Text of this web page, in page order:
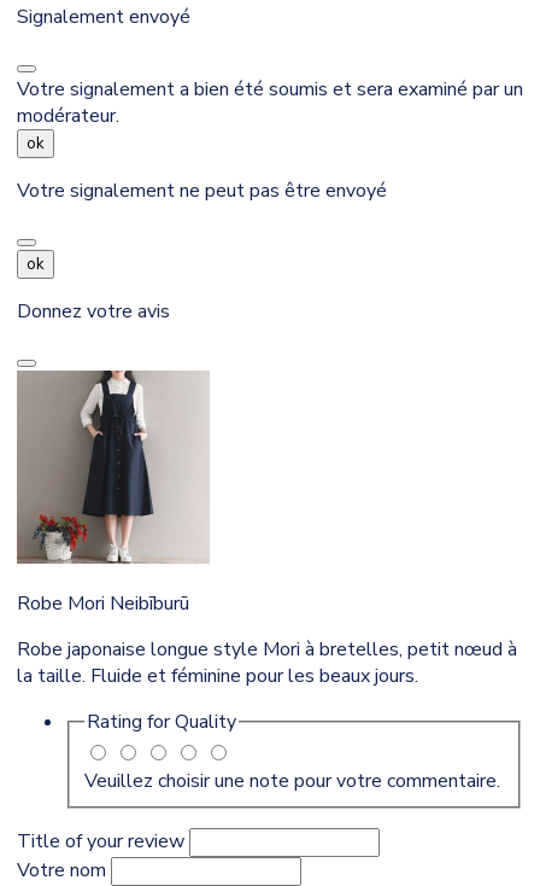
Signalement envoyé
Votre signalement a bien été soumis et sera examiné par un
modérateur.
ok
Votre signalement ne peut pas être envoyé
ok
Donnez votre avis
Robe Mori Neibīburū
Robe japonaise longue style Mori à bretelles, petit nœud à
la taille. Fluide et féminine pour les beaux jours.
Rating forQuality
Veuillez choisir une note pour votre commentaire.
Title of your review
Votre nom